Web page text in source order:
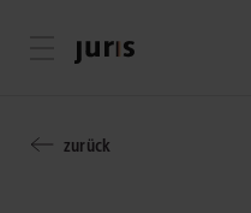
Menü öffnen
zurück